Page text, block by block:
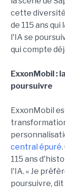
cette
de 115 ans
l'IA se
qui compte
ExxonMobil :
poursuivre
ExxonMobil
central épuré
115 ans
l'IA. « Je
poursuivre,